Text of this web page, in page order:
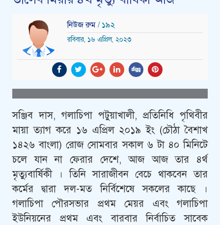
নিউজ রুম / ১৯২
রবিবার, ১৬ এপ্রিল, ২০২৩
সঞ্জিব দাস, গলাচিপা পটুয়াখালী, প্রতিনিধি পৃথিবীর
মায়া ত্যাগ করে ১৬ এপ্রিল ২০১৯ ইং (চৌঠা বৈশাখ
১৪২৬ বাংলা) রোজ সোমবার সকাল ৬ টা ৪০ মিনিটে
চলে যান না ফেরার দেশে, আজ আজ তার ৪র্থ
মৃত্যুবার্ষিকী । তিনি সারাজীবন বেচে থাকবেন তার
কর্মের দ্বারা দল-মত নির্বিশেষে সকলের কাছে ।
গলাচিপা পৌরসভার প্রথম মেয়র এবং গলাচিপা
ইউনিয়নের প্রথম এবং বারবার নির্বাচিত সাবেক